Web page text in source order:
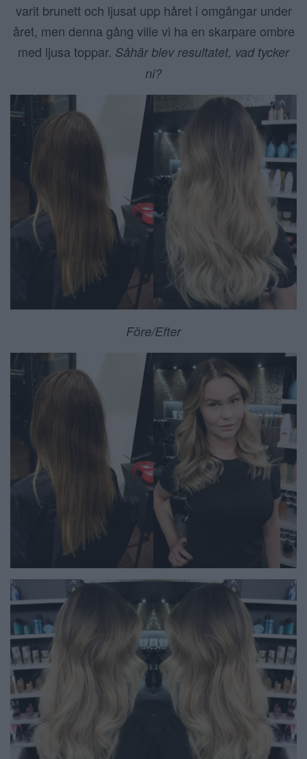
varit brunett och ljusat upp håret i omgångar under
året, men denna gång ville vi ha en skarpare ombre
med ljusa toppar. Såhär blev resultatet, vad tycker
ni?
Före/Efter